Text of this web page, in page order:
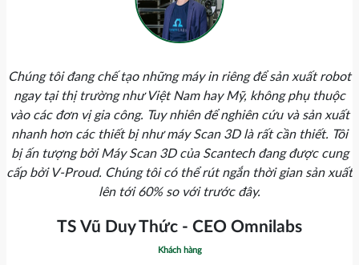
Chúng tôi đang chế tạo những máy in riêng để sản xuất robot
ngay tại thị trường như Việt Nam hay Mỹ, không phụ thuộc
vào các đơn vị gia công. Tuy nhiên để nghiên cứu và sản xuất
nhanh hơn các thiết bị như máy Scan 3D là rất cần thiết. Tôi
bị ấn tượng bởi Máy Scan 3D của Scantech đang được cung
cấp bởi V-Proud. Chúng tôi có thể rút ngắn thời gian sản xuất
lên tới 60% so với trước đây.
TS Vũ Duy Thức - CEO Omnilabs
Khách hàng